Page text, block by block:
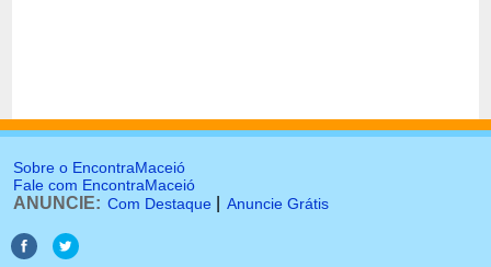
Sobre o EncontraMaceió
Fale com EncontraMaceió
ANUNCIE: Com Destaque Anuncie Grátis